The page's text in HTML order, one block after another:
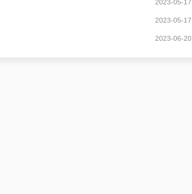
2023-05-17
2023-05-17
2023-06-20